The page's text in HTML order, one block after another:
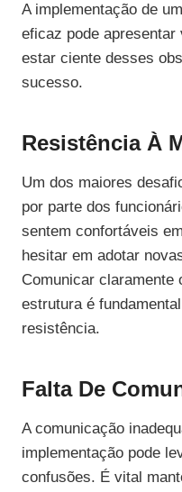
A implementação de
eficaz pode
estar ciente desses
sucesso.
Resistência À
Um dos maiores
por parte dos
sentem confortáveis
hesitar em adotar
Comunicar claramente
estrutura é
resistência.
Falta De
A comunicação
implementação pode
confusões. É vital